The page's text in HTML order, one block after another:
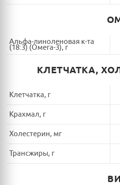
Альфа-линоленовая к-та
(18:3) (Омега-3), г
КЛЕТЧАТКА,
Клетчатка, г
Крахмал, г
Холестерин, мг
Трансжиры, г